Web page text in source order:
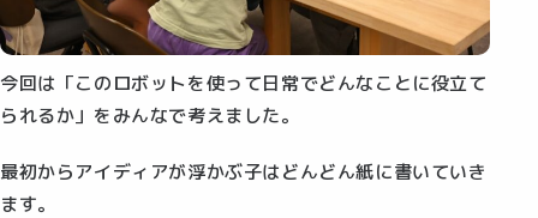
今回は「このロボットを使って日常でどんなことに役立て
られるか」をみんなで考えました。
最初からアイディアが浮かぶ子はどんどん紙に書いていき
ます。